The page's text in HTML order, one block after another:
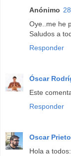
Anónimo
Oye..me he
Saludos a
Responder
Óscar
Este
Responder
Oscar Prieto
Hola a todos: